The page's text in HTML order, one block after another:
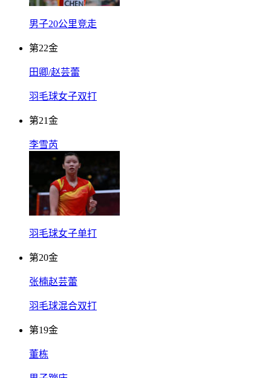
男子20公里竞走
第22金
田卿/赵芸蕾
羽毛球女子双打
第21金
李雪芮
羽毛球女子单打
第20金
张楠赵芸蕾
羽毛球混合双打
第19金
董栋